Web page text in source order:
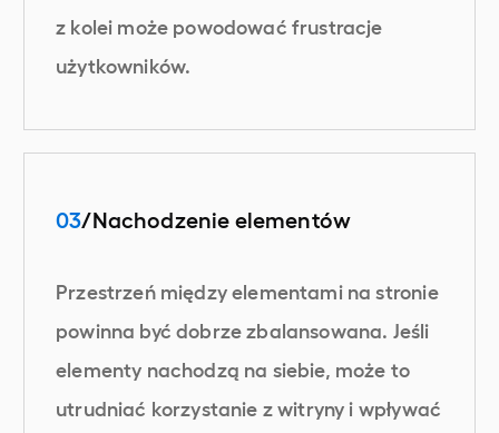
z kolei może powodować frustracje
użytkowników.
03/Nachodzenie elementów
Przestrzeń między elementami na stronie
powinna być dobrze zbalansowana. Jeśli
elementy nachodzą na siebie, może to
utrudniać korzystanie z witryny i wpływać